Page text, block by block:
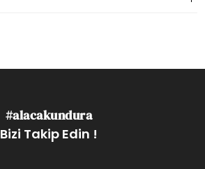
#alacakundura
Bizi Takip Edin !